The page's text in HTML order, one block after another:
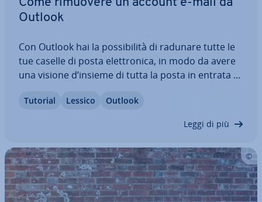
Come rimuovere un account e-mail da
Outlook
Con Outlook hai la pos­si­bi­li­tà di radunare tutte le
tue caselle di posta elet­tro­ni­ca, in modo da avere
una visione d’insieme di tutta la posta in entrata e
account, non solo quelli di Microsoft, ma anche di
Tutorial Lessico Outlook
Leggi di più